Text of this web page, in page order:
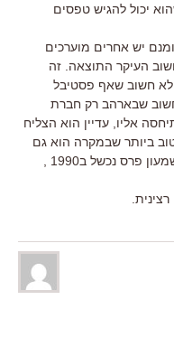
יכול להגיש טפסים
יש אחרים מוערכים
העיקר התוצאה. זה
חשוב שאף פסטיבל
שבארהב רק חברת
אליו, עדיין הוא הצליח
ביותר שבמקרה הוא גם